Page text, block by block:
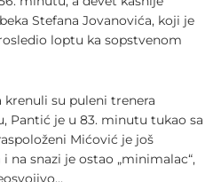
Stefana Jovanovića, koji je
loptu ka sopstvenom
su puleni trenera
Pantić je u 83. minutu tukao sa
Mićović je još
na snazi je ostao „minimalac“,